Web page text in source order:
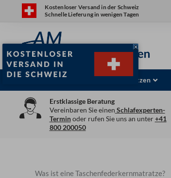
Kostenloser Versand in der Schweiz
Schnelle Lieferung in wenigen Tagen
Matratzen
Erstklassige Beratung
Vereinbaren Sie einen Schlafexperten-
Terminoder rufen Sie uns an unter+41
800 200050
Was ist eine Taschenfederkernmatratze?